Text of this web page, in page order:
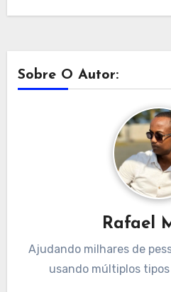
Sobre O Autor:
Rafael
Ajudando milhares de
usando múltiplos